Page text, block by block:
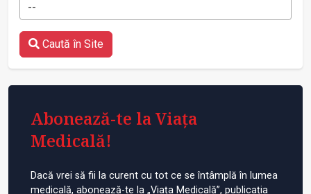
--
Caută în Site
Abonează-te la Viața
Medicală!
Dacă vrei să fii la curent cu tot ce se întâmplă în lumea
medicală, abonează-te la „Viața Medicală”, publicația